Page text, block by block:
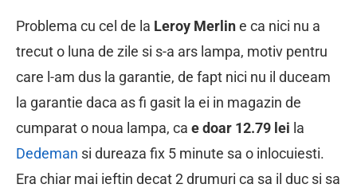
Problema cu cel de la Leroy Merline ca nici nu a
trecut o luna de zile si s-a ars lampa, motiv pentru
care l-am dus la garantie, de fapt nici nu il duceam
la garantie daca as fi gasit la ei in magazin de
cumparat o noua lampa, ca e doar 12.79 lei la
Dedeman si dureaza fix 5 minute sa o inlocuiesti.
Era chiar mai ieftin decat 2 drumuri ca sa il duc si sa